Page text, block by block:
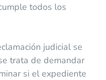
todos los
judicial se
trata de demandar
si el expediente